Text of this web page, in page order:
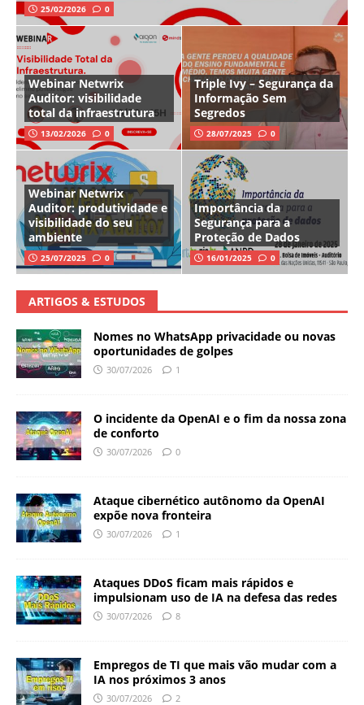
25/02/2026 0
Webinar Netwrix
Auditor: visibilidade
total da infraestrutura
13/02/2026 0
Triple Ivy – Segurança da
Informação Sem
Segredos
28/07/2025 0
Webinar Netwrix
Auditor: produtividade e
visibilidade do seu
ambiente
25/07/2025 0
Importância da
Segurança para a
Proteção de Dados
16/01/2025 0
ARTIGOS & ESTUDOS
Nomes no WhatsApp privacidade ou novas
oportunidades de golpes
30/07/2026 1
O incidente da OpenAI e o fim da nossa zona
de conforto
30/07/2026 0
Ataque cibernético autônomo da OpenAI
expõe nova fronteira
30/07/2026 1
Ataques DDoS ficam mais rápidos e
impulsionam uso de IA na defesa das redes
30/07/2026 8
Empregos de TI que mais vão mudar com a
IA nos próximos 3 anos
30/07/2026 2